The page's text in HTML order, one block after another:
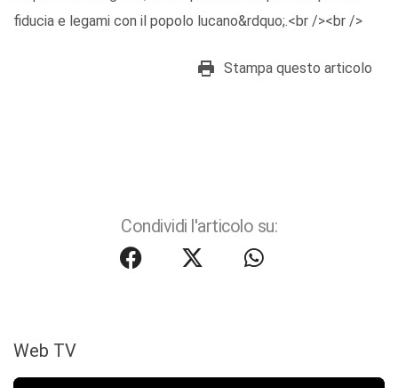
fiducia e legami con il popolo lucano&rdquo;.<br /><br />
Stampa questo articolo
Condividi l'articolo su:
Web TV